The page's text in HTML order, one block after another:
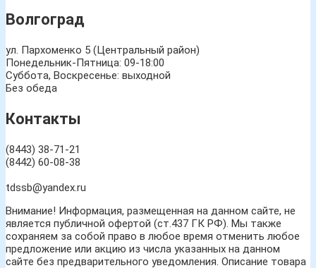
Волгоград
ул. Пархоменко 5 (Центральный район)
Понедельник-Пятница: 09-18:00
Суббота, Воскресенье: выходной
Без обеда
Контакты
(8443) 38-71-21
(8442) 60-08-38
tdssb@yandex.ru
Внимание! Информация, размещенная на данном сайте, не
является публичной офертой (ст.437 ГК РФ). Мы также
сохраняем за собой право в любое время отменить любое
предложение или акцию из числа указанных на данном
сайте без предварительного уведомления. Описание товара